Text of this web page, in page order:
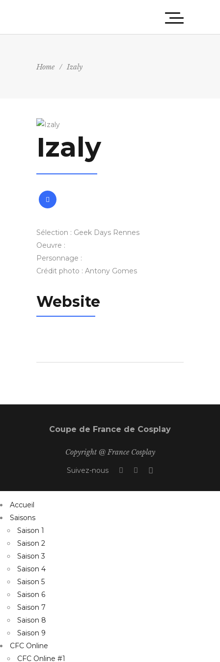
Home / Izaly
Izaly
Sélection : Geek Days Rennes
Oeuvre :
Personnage :
Crédit photo : Antony Gomes
Website
Coupe de France de Cosplay
Copyright @ France Cosplay
Suivez-nous
Accueil
Saisons
Saison 1
Saison 2
Saison 3
Saison 4
Saison 5
Saison 6
Saison 7
Saison 8
Saison 9
CFC Online
CFC Online #1